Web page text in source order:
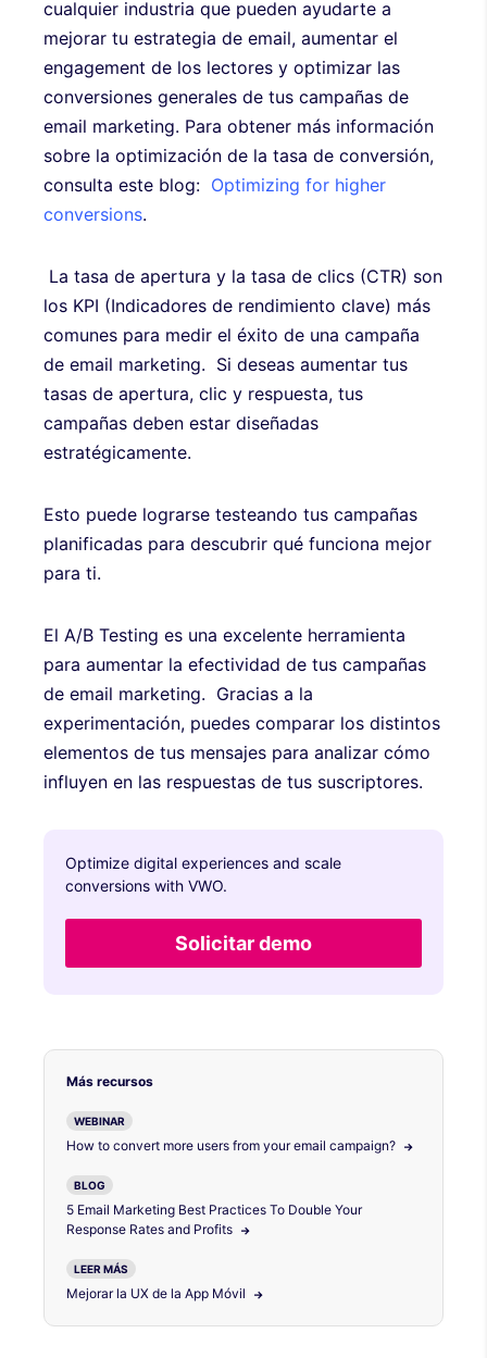
cualquier industria que pueden ayudarte a
mejorar tu estrategia de email, aumentar el
engagement de los lectores y optimizar las
conversiones generales de tus campañas de
email marketing. Para obtener más información
sobre la optimización de la tasa de conversión,
consulta este blog: Optimizing for higher
conversions.
La tasa de apertura y la tasa de clics (CTR) son
los KPI (Indicadores de rendimiento clave) más
comunes para medir el éxito de una campaña
de email marketing. Si deseas aumentar tus
tasas de apertura, clic y respuesta, tus
campañas deben estar diseñadas
estratégicamente.
Esto puede lograrse testeando tus campañas
planificadas para descubrir qué funciona mejor
para ti.
El A/B Testing es una excelente herramienta
para aumentar la efectividad de tus campañas
de email marketing. Gracias a la
experimentación, puedes comparar los distintos
elementos de tus mensajes para analizar cómo
influyen en las respuestas de tus suscriptores.
Optimize digital experiences and scale
conversions with VWO.
Solicitar demo
Más recursos
WEBINAR
How to convert more users from your email campaign?
BLOG
5 Email Marketing Best Practices To Double Your
Response Rates and Profits
LEER MÁS
Mejorar la UX de la App Móvil